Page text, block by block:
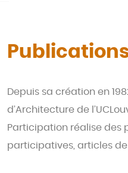
Depuis sa création en
d’Architecture de
Participation réalise des
participatives, articles de